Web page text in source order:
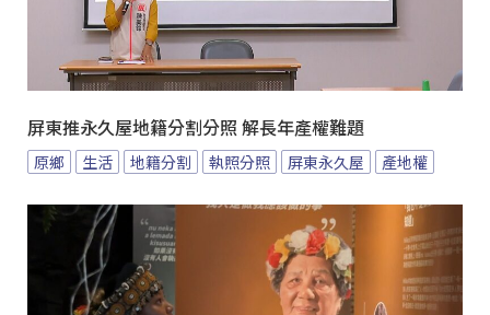
屏東推永久屋地籍分割分照 解長年產權難題
原鄉 生活 地籍分割 執照分照 屏東永久屋 產地權